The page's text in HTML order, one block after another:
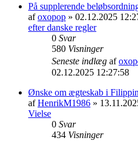
På supplerende
afoxopop » 02.12.2025
efter danske regler
0 Svar
580 Visninger
Seneste indlæg af
02.12.2025 12:27:58
Ønske om ægteskab i
afHenrikM1986 »
Vielse
0 Svar
434 Visninger